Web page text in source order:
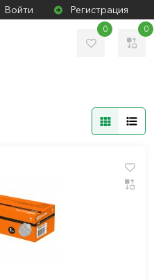
Войти Регистрация
0 0